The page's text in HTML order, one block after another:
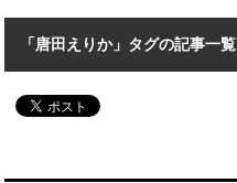
「唐田えりか」タグの記事一覧